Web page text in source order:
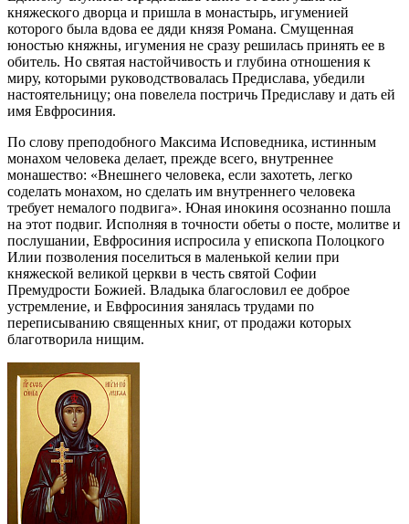
княжеского дворца и пришла в монастырь, игуменией
которого была вдова ее дяди князя Романа. Смущенная
юностью княжны, игумения не сразу решилась принять ее в
обитель. Но святая настойчивость и глубина отношения к
миру, которыми руководствовалась Предислава, убедили
настоятельницу; она повелела постричь Предиславу и дать ей
имя Евфросиния.
По слову преподобного Максима Исповедника, истинным
монахом человека делает, прежде всего, внутреннее
монашество: «Внешнего человека, если захотеть, легко
соделать монахом, но сделать им внутреннего человека
требует немалого подвига». Юная инокиня осознанно пошла
на этот подвиг. Исполняя в точности обеты о посте, молитве и
послушании, Евфросиния испросила у епископа Полоцкого
Илии позволения поселиться в маленькой келии при
княжеской великой церкви в честь святой Софии
Премудрости Божией. Владыка благословил ее доброе
устремление, и Евфросиния занялась трудами по
переписыванию священных книг, от продажи которых
благотворила нищим.